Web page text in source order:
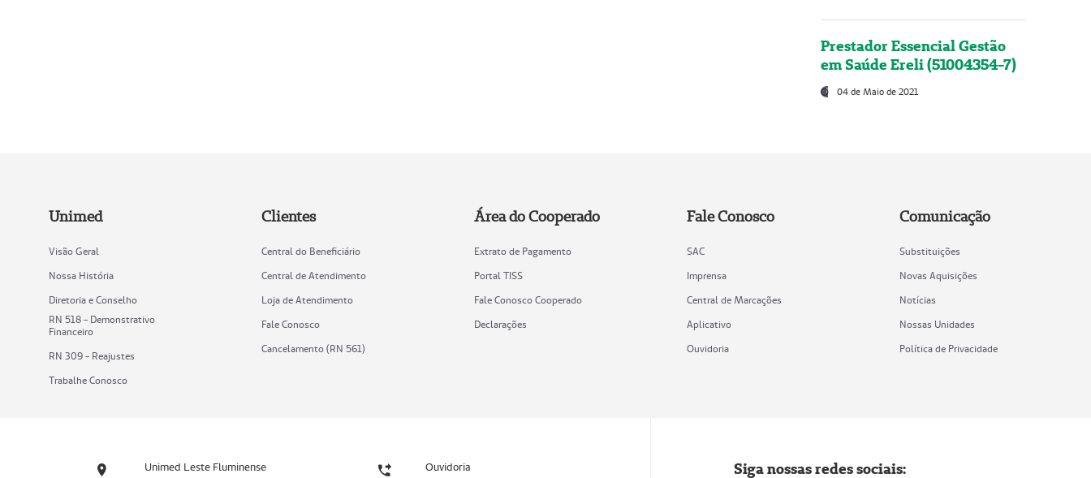
Prestador Essencial Gestão
em Saúde Ereli (51004354-7)
04 de Maio de 2021
Unimed
Visão Geral
Nossa História
Diretoria e Conselho
RN 518 - Demonstrativo
Financeiro
RN 309 - Reajustes
Trabalhe Conosco
Clientes
Central do Beneficiário
Central de Atendimento
Loja de Atendimento
Fale Conosco
Cancelamento (RN 561)
Área do Cooperado
Extrato de Pagamento
Portal TISS
Fale Conosco Cooperado
Declarações
Fale Conosco
SAC
Imprensa
Central de Marcações
Aplicativo
Ouvidoria
Comunicação
Substituições
Novas Aquisições
Notícias
Nossas Unidades
Política de Privacidade
Unimed Leste Fluminense Ouvidoria Siga nossas redes sociais: